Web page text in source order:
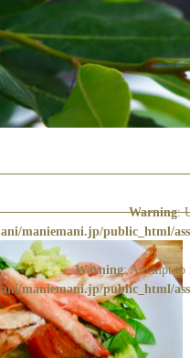
Warning:
maniemani.jp/public_html/
Warning: Attempt to
maniemani.jp/public_html/